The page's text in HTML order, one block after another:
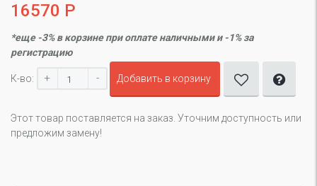
16570 Р
*еще -3% в корзине при оплате наличными и -1% за
регистрацию
К-во: + - Добавить в корзину
Этот товар поставляется на заказ. Уточним доступность или
предложим замену!